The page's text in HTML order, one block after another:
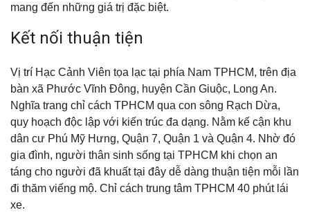
mang đến những giá trị đặc biệt.
Kết nối thuận tiện
Vị trí Hạc Cảnh Viên tọa lạc tại phía Nam TPHCM, trên địa
bàn xã Phước Vĩnh Đông, huyện Cần Giuộc, Long An.
Nghĩa trang chỉ cách TPHCM qua con sông Rạch Dừa,
quy hoạch độc lập với kiến trúc đa dạng. Nằm kế cận khu
dân cư Phú Mỹ Hưng, Quận 7, Quận 1 và Quận 4. Nhờ đó
gia đình, người thân sinh sống tại TPHCM khi chọn an
táng cho người đã khuất tại đây dễ dàng thuận tiện mỗi lần
đi thăm viếng mộ. Chỉ cách trung tâm TPHCM 40 phút lái
xe.